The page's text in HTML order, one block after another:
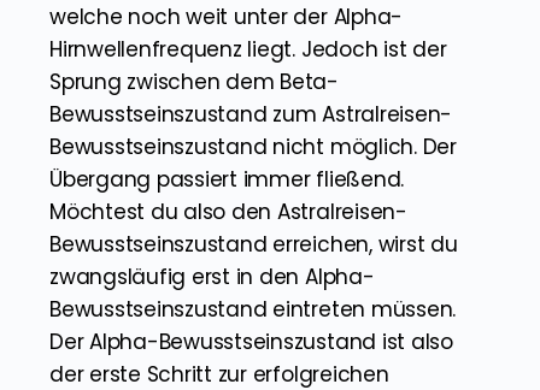
welche noch weit unter der Alpha-
Hirnwellenfrequenz liegt. Jedoch ist der
Sprung zwischen dem Beta-
Bewusstseinszustand zum Astralreisen-
Bewusstseinszustand nicht möglich. Der
Übergang passiert immer fließend.
Möchtest du also den Astralreisen-
Bewusstseinszustand erreichen, wirst du
zwangsläufig erst in den Alpha-
Bewusstseinszustand eintreten müssen.
Der Alpha-Bewusstseinszustand ist also
der erste Schritt zur erfolgreichen